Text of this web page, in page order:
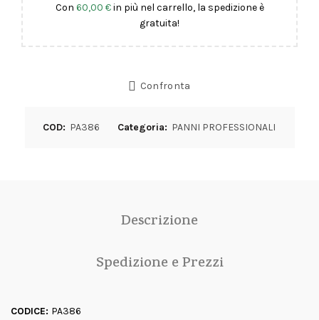
Con 60,00 €in più nel carrello, la spedizione è
gratuita!
Confronta
COD: PA386 Categoria: PANNI PROFESSIONALI
Descrizione
Spedizione e Prezzi
CODICE: PA386